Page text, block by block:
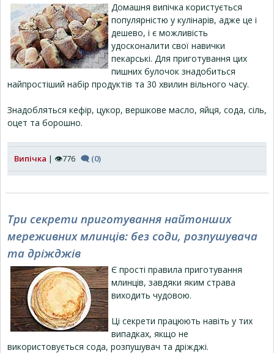
Домашня випічка користується
популярністю у кулінарів, адже це і
дешево, і є можливість
удосконалити свої навички
пекарські. Для приготування цих
пишних булочок знадобиться
найпростіший набір продуктів та 30 хвилин вільного часу.
Знадобляться кефір, цукор, вершкове масло, яйця, сода, сіль,
оцет та борошно.
Випічка | 👁776 🗨 (0)
Три секрети приготування найтонших
мереживних млинців: без соди, розпушувача
та дріжджів
Є прості правила приготування
млинців, завдяки яким страва
виходить чудовою.
Ці секрети працюють навіть у тих
випадках, якщо не
використовується сода, розпушувач та дріжджі.